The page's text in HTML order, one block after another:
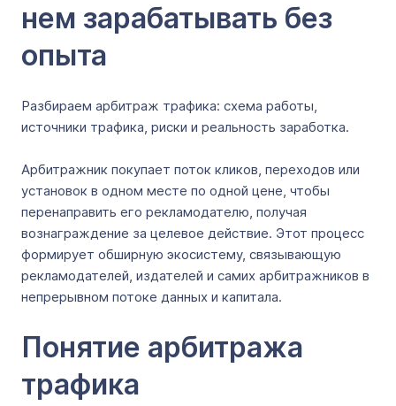
нем зарабатывать без
опыта
Разбираем арбитраж трафика: схема работы,
источники трафика, риски и реальность заработка.
Арбитражник покупает поток кликов, переходов или
установок в одном месте по одной цене, чтобы
перенаправить его рекламодателю, получая
вознаграждение за целевое действие. Этот процесс
формирует обширную экосистему, связывающую
рекламодателей, издателей и самих арбитражников в
непрерывном потоке данных и капитала.
Понятие арбитража
трафика